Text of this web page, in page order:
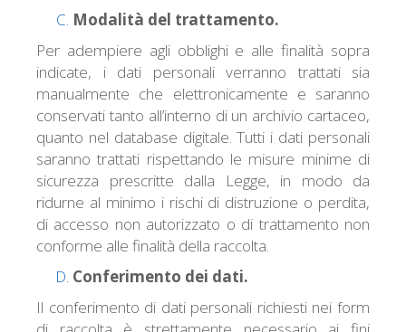
Modalità del trattamento.
Per adempiere agli obblighi e alle finalità sopra
indicate, i dati personali verranno trattati sia
manualmente che elettronicamente e saranno
conservati tanto all’interno di un archivio cartaceo,
quanto nel database digitale. Tutti i dati personali
saranno trattati rispettando le misure minime di
sicurezza prescritte dalla Legge, in modo da
ridurne al minimo i rischi di distruzione o perdita,
di accesso non autorizzato o di trattamento non
conforme alle finalità della raccolta.
Conferimento dei dati.
Il conferimento di dati personali richiesti nei form